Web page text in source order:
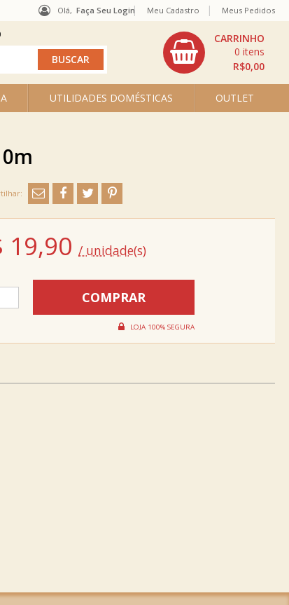
Olá, Faça Seu Login
UTILIDADES DOMÉSTICAS OUTLET
R$0,00
0
Meu Cadastro Meus Pedidos
19,90 / unidade(s)